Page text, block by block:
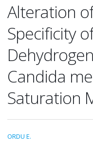
Alteration
Specificity
Candida
Saturation
ORDU E.